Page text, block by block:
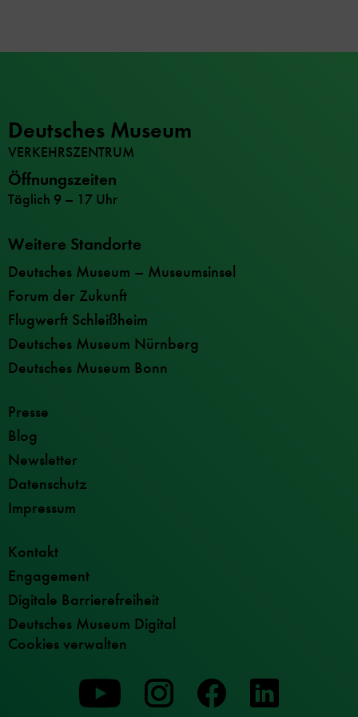
Deutsches Museum
VERKEHRSZENTRUM
Öffnungszeiten
Täglich 9 – 17 Uhr
Weitere Standorte
Deutsches Museum – Museumsinsel
Forum der Zukunft
Flugwerft Schleißheim
Deutsches Museum Nürnberg
Deutsches Museum Bonn
Presse
Blog
Newsletter
Datenschutz
Impressum
Kontakt
Engagement
Digitale Barrierefreiheit
Deutsches Museum Digital
Cookies verwalten
Zu
unserer
Zu
unserer
Zu
unserer